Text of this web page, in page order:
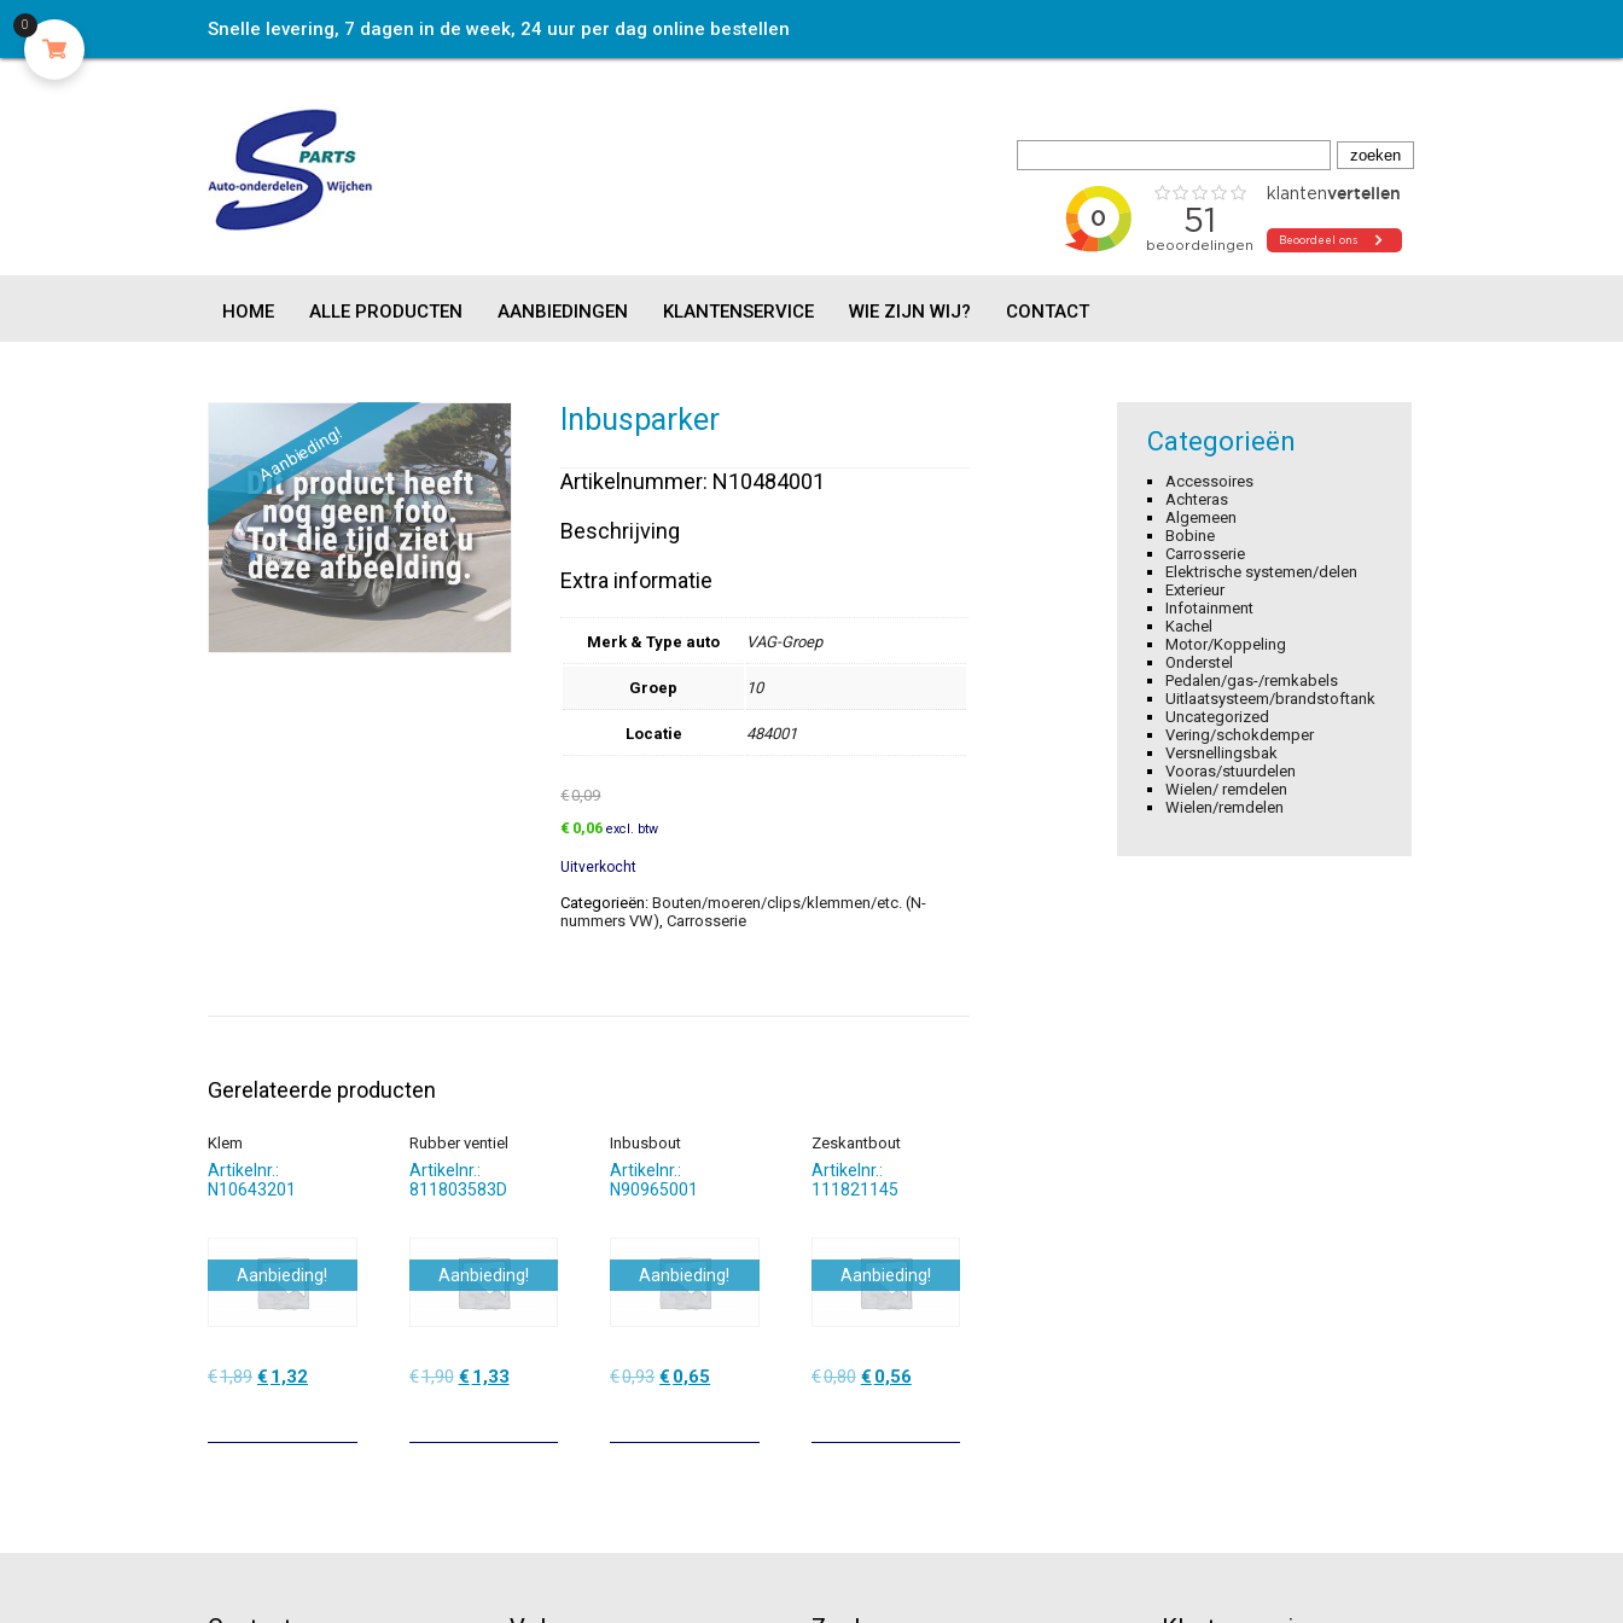
Snelle levering, 7 dagen in de week, 24 uur per dag online bestellen
HOME ALLE PRODUCTEN AANBIEDINGEN KLANTENSERVICE WIE ZIJN WIJ? CONTACT
Aanbieding!
Inbusparker
Artikelnummer: N10484001
Beschrijving
Extra informatie
Merk & Type auto VAG-Groep
Groep 10
Locatie 484001
€0,09
Oorspronkelijke
was:
€0,09.
€ 0,06Huidige
is:
€0,06.
excl. btw
Uitverkocht
Categorieën:Bouten/moeren/clips/klemmen/etc. (N-
nummers VW) ,Carrosserie
Gerelateerde producten
Klem
Artikelnr.:
N10643201
Aanbieding!
€1,89 Oorspronkelijke
€1,89.
€ 1,32
€1,32.
Rubber ventiel
Artikelnr.:
811803583D
Aanbieding!
€1,90 Oorspronkelijke
€1,90.
€ 1,33Huidige
€1,33.
Inbusbout
Artikelnr.:
N90965001
Aanbieding!
€0,93 Oorspronkelijke
€0,93.
€ 0,65
€0,65.
Zeskantbout
Artikelnr.:
111821145
Aanbieding!
€0,80 Oorspronkelijke
€0,80.
€ 0,56Huidige
€0,56.
Categorieën
Accessoires
Achteras
Algemeen
Bobine
Carrosserie
Elektrische systemen/delen
Exterieur
Infotainment
Kachel
Motor/Koppeling
Onderstel
Pedalen/gas-/remkabels
Uitlaatsysteem/brandstoftank
Uncategorized
Vering/schokdemper
Versnellingsbak
Vooras/stuurdelen
Wielen/ remdelen
Wielen/remdelen
0